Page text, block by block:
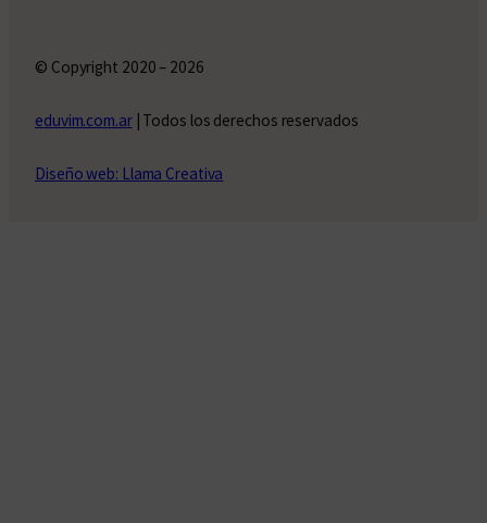
© Copyright 2020 – 2026
eduvim.com.ar| Todos los derechos reservados
Diseño web: Llama Creativa